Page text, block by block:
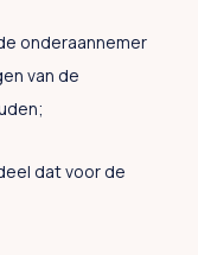
onderaannemer
van de
dat voor de